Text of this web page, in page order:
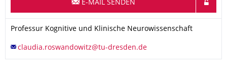
E-MAIL SENDEN
Organisationsname
Professur Kognitive und Klinische Neurowissenschaft
Professur Kognitive und Klinische Neurowissenschaft